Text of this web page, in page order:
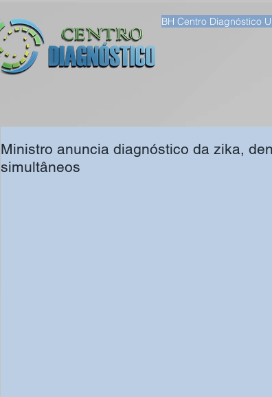
BH Centro Diagnóstico
Ministro anuncia diagnóstico da zika,
simultâneos